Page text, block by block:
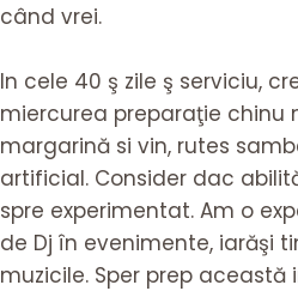
când vrei.
In cele 40 ş zile ş serviciu,
miercurea preparaţie chinu
margarină si vin, rutes
artificial. Consider dac
spre experimentat. Am o
de Dj în evenimente, iarăşi
muzicile. Sper prep